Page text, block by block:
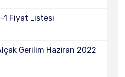
1 Fiyat Listesi
Gerilim Haziran 2022